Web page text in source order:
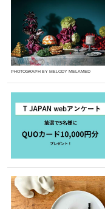
PHOTOGRAPH BY MELODY MELAMED